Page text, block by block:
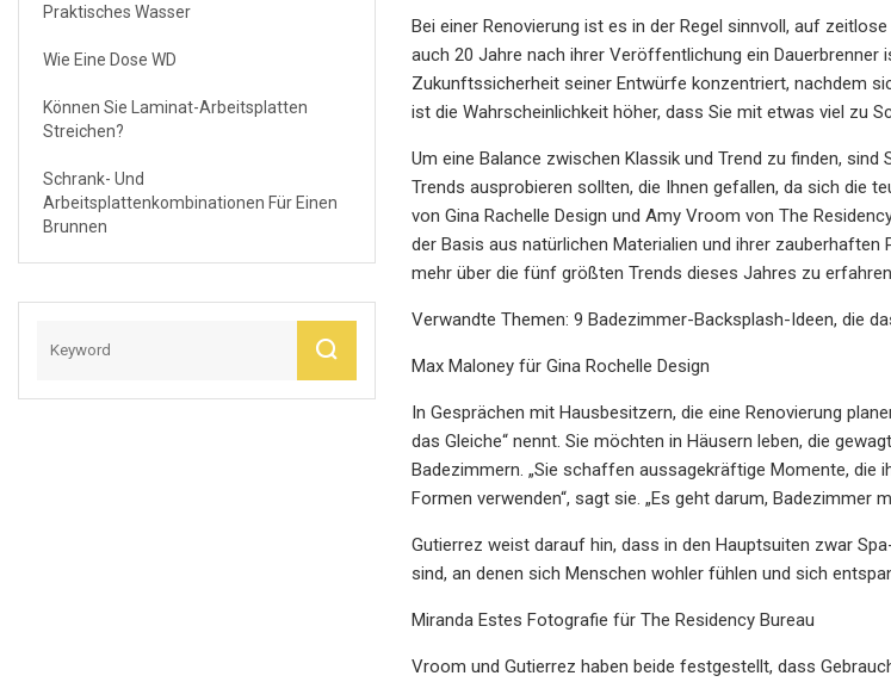
Praktisches Wasser
Wie Eine Dose WD
Können Sie Laminat-Arbeitsplatten
Streichen?
Schrank- Und
Arbeitsplattenkombinationen Für Einen
Brunnen
Bei einer Renovierung ist es in der Regel sinnvoll, auf
auch 20 Jahre nach ihrer Veröffentlichung ein
Zukunftssicherheit seiner Entwürfe konzentriert, nachdem
ist die Wahrscheinlichkeit höher, dass Sie mit etwas viel zu
Um eine Balance zwischen Klassik und Trend zu finden,
Trends ausprobieren sollten, die Ihnen gefallen, da sich die
von Gina Rachelle Design und Amy Vroom von The
der Basis aus natürlichen Materialien und ihrer
mehr über die fünf größten Trends dieses Jahres zu erfahren.
Verwandte Themen: 9 Badezimmer-Backsplash-Ideen, die
Max Maloney für Gina Rochelle Design
In Gesprächen mit Hausbesitzern, die eine Renovierung
das Gleiche“ nennt. Sie möchten in Häusern leben, die
Badezimmern. „Sie schaffen aussagekräftige Momente, die
Formen verwenden“, sagt sie. „Es geht darum,
Gutierrez weist darauf hin, dass in den Hauptsuiten zwar
sind, an denen sich Menschen wohler fühlen und sich
Miranda Estes Fotografie für The Residency Bureau
Vroom und Gutierrez haben beide festgestellt, dass